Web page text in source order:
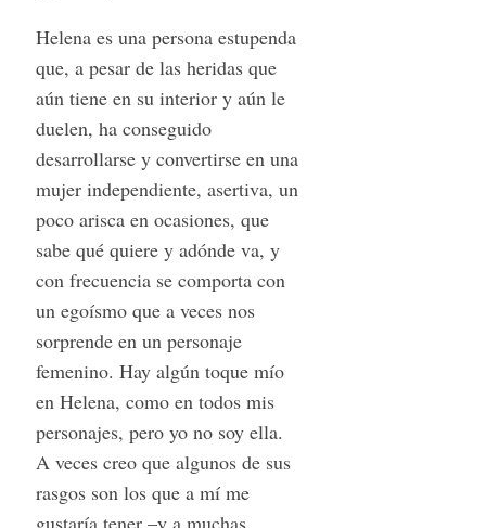
Helena es una persona estupenda
que, a pesar de las heridas que
aún tiene en su interior y aún le
duelen, ha conseguido
desarrollarse y convertirse en una
mujer independiente, asertiva, un
poco arisca en ocasiones, que
sabe qué quiere y adónde va, y
con frecuencia se comporta con
un egoísmo que a veces nos
sorprende en un personaje
femenino. Hay algún toque mío
en Helena, como en todos mis
personajes, pero yo no soy ella.
A veces creo que algunos de sus
rasgos son los que a mí me
gustaría tener –y a muchas